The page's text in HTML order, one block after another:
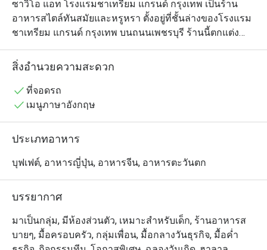
value for money.
variety, but
599.50 THB per
unlimited TWG
ซาวิโอ แอท โรงแรมชาเทรียม แกรนด์ กรุงเทพ เป็นร้าน
อาหารสไตล์ทันสมัยและหรูหรา ตั้งอยู่ที่ชั้นล่างของโรงแรม
ชาเทรียม แกรนด์ กรุงเทพ บนถนนเพชรบุรี ร้านนี้ตกแต่ง
ด้วยดีไซน์ที่ทันสมัย มีที่นั่งกว้างขวางและแสงไฟอบอุ่น สร้าง
บรรยากาศที่เป็นมิตรและสะดวกสบาย เมนูอาหารมีความ
ร่วมสมัย ปรุงด้วยวัตถุดิบสดใหม่และคุณภาพสูง เหมาะ
สำหรับมื้ออาหารในชีวิตประจำวันหรือโอกาสพิเศษ โดยให้
อาหารที่น่าจดจำใจกลางกรุงเทพฯ
สิ่งอำนวยความสะดวก
ที่จอดรถ
เมนูภาษาอังกฤษ
ประเภทอาหาร
บุฟเฟต์, อาหารญี่ปุ่น, อาหารจีน, อาหารตะวันตก
บรรยากาศ
มาเป็นกลุ่ม, มีห้องส่วนตัว, เหมาะสำหรับเด็ก, ร้านอาหารส
บายๆ, มื้อครอบครัว, กลุ่มเพื่อน, มื้อกลางวันธุรกิจ, มื้อค่ำ